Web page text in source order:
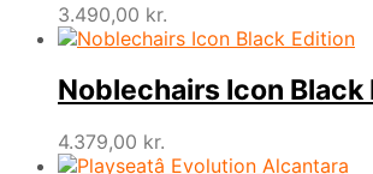
3.490,00 kr.
Noblechairs Icon Black
4.379,00 kr.